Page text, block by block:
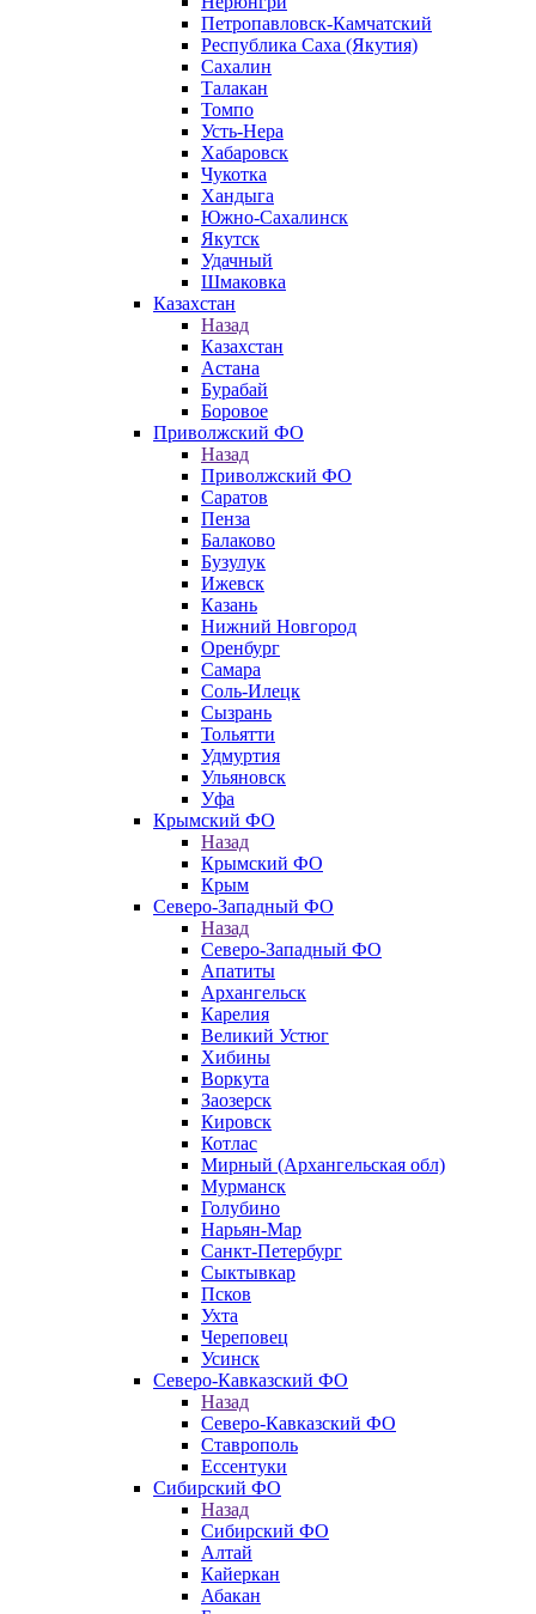
Петропавловск-Камчатский
Республика Саха (Якутия)
Сахалин
Талакан
Томпо
Усть-Нера
Хабаровск
Чукотка
Хандыга
Южно-Сахалинск
Якутск
Удачный
Шмаковка
Казахстан
Назад
Казахстан
Астана
Бурабай
Боровое
Приволжский ФО
Назад
Приволжский ФО
Саратов
Пенза
Балаково
Бузулук
Ижевск
Казань
Нижний Новгород
Оренбург
Самара
Соль-Илецк
Сызрань
Тольятти
Удмуртия
Ульяновск
Уфа
Крымский ФО
Назад
Крымский ФО
Крым
Северо-Западный ФО
Назад
Северо-Западный ФО
Апатиты
Архангельск
Карелия
Великий Устюг
Хибины
Воркута
Заозерск
Кировск
Котлас
Мирный (Архангельская обл)
Мурманск
Голубино
Нарьян-Мар
Санкт-Петербург
Сыктывкар
Псков
Ухта
Череповец
Усинск
Северо-Кавказский ФО
Назад
Северо-Кавказский ФО
Ставрополь
Ессентуки
Сибирский ФО
Назад
Сибирский ФО
Алтай
Кайеркан
Абакан